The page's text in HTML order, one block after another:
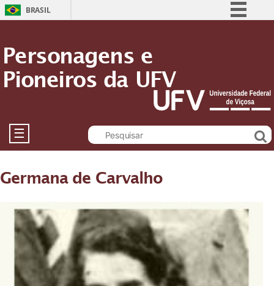
BRASIL
Acesso à informação
Legislação
Canais
Personagens e
Pioneiros da UFV
☰
Germana de Carvalho